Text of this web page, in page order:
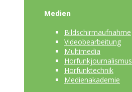
Medien
Bildschirmaufnahme
Videobearbeitung
Multimedia
Hörfunkjournalismus
Hörfunktechnik
Medienakademie